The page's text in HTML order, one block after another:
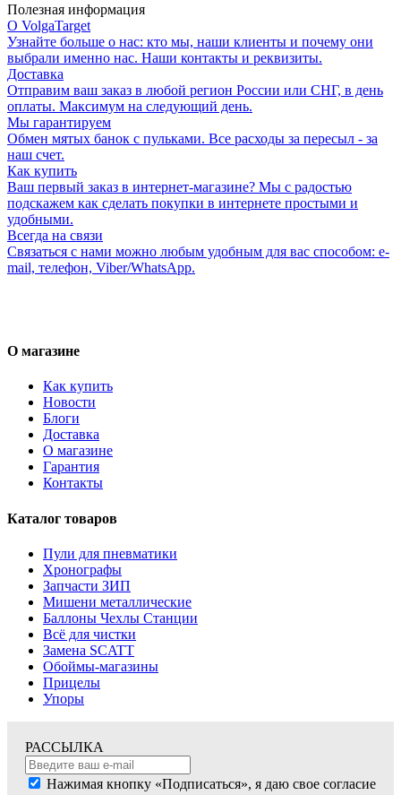
Полезная информация
О VolgaTarget
Узнайте больше о нас: кто мы, наши клиенты и почему они
выбрали именно нас. Наши контакты и реквизиты.
Доставка
Отправим ваш заказ в любой регион России или СНГ, в день
оплаты. Максимум на следующий день.
Мы гарантируем
Обмен мятых банок с пульками. Все расходы за пересыл - за
наш счет.
Как купить
Ваш первый заказ в интернет-магазине? Мы с радостью
подскажем как сделать покупки в интернете простыми и
удобными.
Всегда на связи
Связаться с нами можно любым удобным для вас способом: e-
mail, телефон, Viber/WhatsApp.
О магазине
Как купить
Новости
Блоги
Доставка
О магазине
Гарантия
Контакты
Каталог товаров
Пули для пневматики
Хронографы
Запчасти ЗИП
Мишени металлические
Баллоны Чехлы Станции
Всё для чистки
Замена SCATT
Обоймы-магазины
Прицелы
Упоры
РАССЫЛКА
Нажимая кнопку «Подписаться», я даю свое согласие